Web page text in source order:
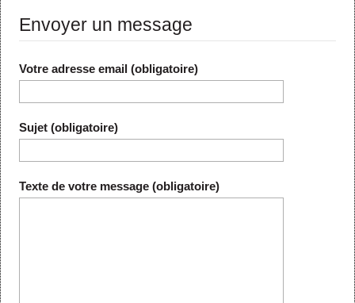
Envoyer un message
Votre adresse email (obligatoire)
Sujet (obligatoire)
Texte de votre message (obligatoire)